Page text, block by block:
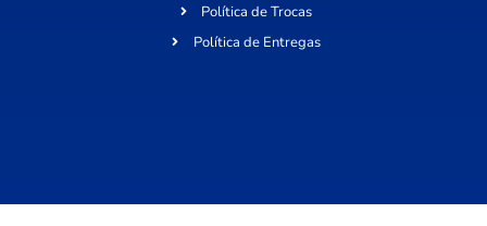
Política de Trocas
Política de Entregas